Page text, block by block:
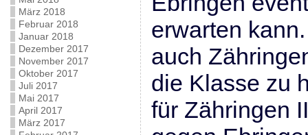
März 2018
Februar 2018
Januar 2018
Dezember 2017
November 2017
Oktober 2017
Juli 2017
Mai 2017
April 2017
März 2017
erwarten
auch
die Klasse zu
für Zähringen